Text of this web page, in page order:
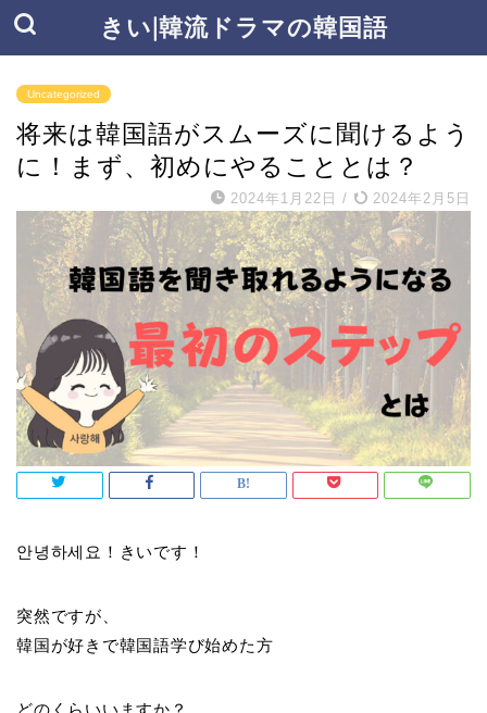
きい|韓流ドラマの韓国語
Uncategorized
将来は韓国語がスムーズに聞けるよう
に！まず、初めにやることとは？
2024年1月22日 / 2024年2月5日
안녕하세요！きいです！
突然ですが、
韓国が好きで韓国語学び始めた方